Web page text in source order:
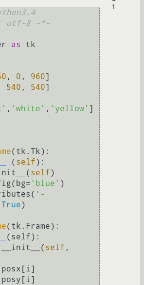
1
utf-8 -*-
as tk
, 0 , 960]
540 , 540]
, 'white' , 'yellow' ]
(tk.Tk):
( self):
self)
'blue' )
'-
True)
(tk.Frame):
( self):
self ,